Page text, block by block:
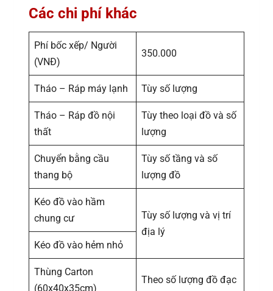
Các chi phí khác
Phí bốc xếp/ Người
(VNĐ)
350.000
Tháo – Ráp máy lạnh Tùy số lượng
Tháo – Ráp đồ nội
thất
Tùy theo loại đồ và số
lượng
Chuyển bằng cầu
thang bộ
Tùy số tầng và số
lượng đồ
Kéo đồ vào hầm
chung cư
Tùy số lượng và vị trí
địa lý
Kéo đồ vào hẻm nhỏ
Thùng Carton
(60x40x35cm)
Theo số lượng đồ đạc